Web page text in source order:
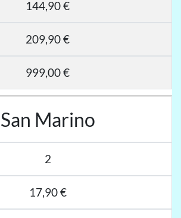
144,90 €
209,90 €
999,00 €
San Marino
2
17,90 €